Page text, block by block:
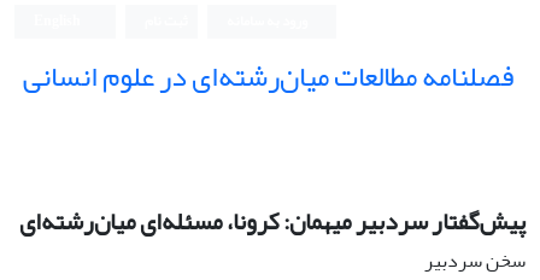
فصلنامه مطالعات میان‌رشته‌ای در علوم انسانی
پیش‌گفتار سردبیر میهمان: کرونا، مسئله‌ای میان‌رشته‌ای
سخن سردبیر